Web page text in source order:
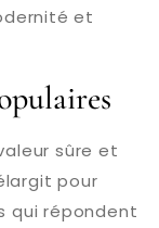
et
sûre et
pour
qui répondent